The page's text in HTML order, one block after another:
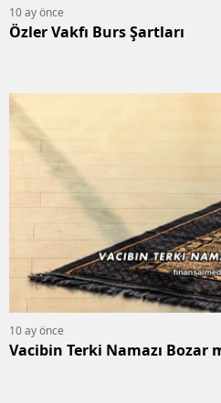
10 ay önce
Özler Vakfı Burs Şartları
10 ay önce
Vacibin Terki Namazı Bozar